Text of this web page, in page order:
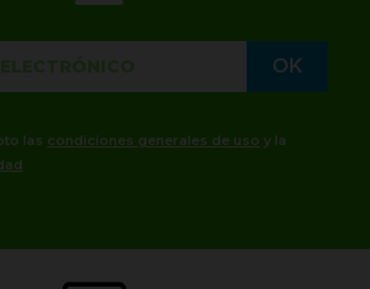
las condiciones generales de uso y la